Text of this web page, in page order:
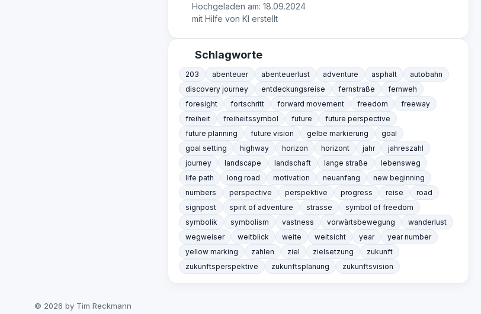
Hochgeladen am: 18.09.2024
mit Hilfe von KI erstellt
Schlagworte
203 abenteuer abenteuerlust adventure asphalt
autobahn
discovery journey
entdeckungsreise fernstraße
fernweh
foresight
fortschritt forward movement freedom
freeway
freiheit
freiheitssymbol future
future perspective
future planning
future vision gelbe markierung
goal
goal setting
highway horizon horizont jahr
jahreszahl
journey
landscape landschaft lange straße
lebensweg
life path
long road motivation neuanfang
new beginning
numbers
perspective perspektive progress reise
road
signpost
spirit of adventure strasse
symbol of freedom
symbolik
symbolism vastness vorwärtsbewegung
wanderlust
wegweiser
weitblick weite weitsicht year
year number
yellow marking
zahlen ziel zielsetzung
zukunft
zukunftsperspektive
zukunftsplanung zukunftsvision
© 2026 by Tim Reckmann